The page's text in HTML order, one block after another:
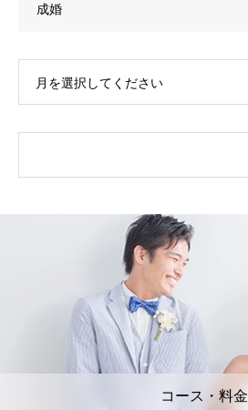
成婚
月を選択してください
コース・料金